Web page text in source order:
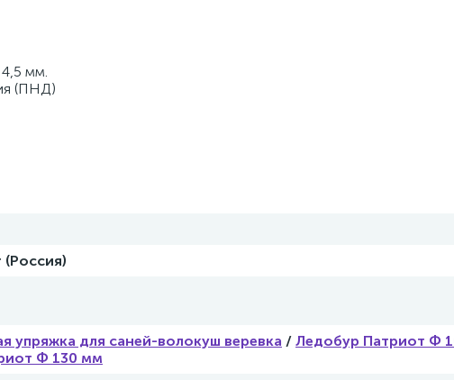
4,5 мм.
(ПНД)
упряжка для саней-волокуш веревка / Ледобур Патриот Ф
Ф 130 мм